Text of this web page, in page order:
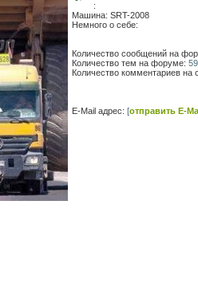
:
Машина:SRT-2008
Немного о себе:
Количество сообщений на
Количество тем на форуме:59
Количество комментариев на
E-Mail адрес:[отправить E-